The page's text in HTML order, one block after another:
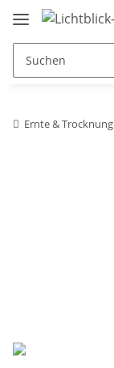
Ernte & Trocknung